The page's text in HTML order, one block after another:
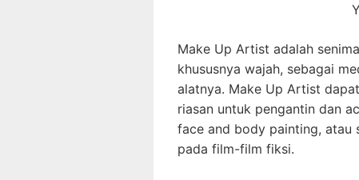
Make Up Artist adalah
khususnya wajah, sebagai
alatnya. Make Up Artist
riasan untuk pengantin dan
face and body painting, atau
pada film-film fiksi.